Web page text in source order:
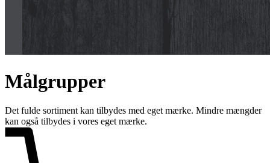
Målgrupper
Det fulde sortiment kan tilbydes med eget mærke. Mindre mængder
kan også tilbydes i vores eget mærke.